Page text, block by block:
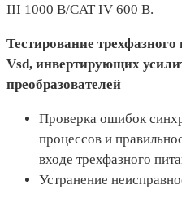
III 1000 В/CAT IV 600 В.
Тестирование
Vsd, инвертирующих
преобразователей
Проверка ошибок
процессов и
входе трехфазного
Устранение